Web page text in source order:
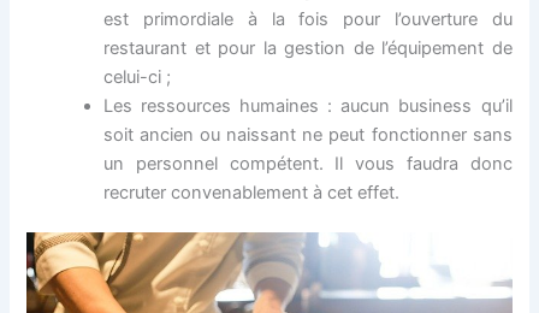
est primordiale à la fois pour l’ouverture du
restaurant et pour la gestion de l’équipement de
celui-ci ;
Les ressources humaines : aucun business qu’il
soit ancien ou naissant ne peut fonctionner sans
un personnel compétent. Il vous faudra donc
recruter convenablement à cet effet.